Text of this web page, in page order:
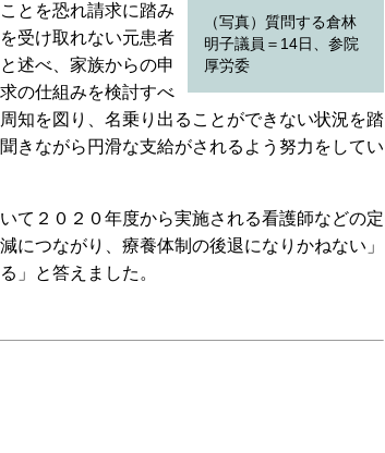
（写真）質問する倉林
明子議員＝14日、参院
厚労委
とを恐れ請求に踏み
受け取れない元患者
述べ、家族からの申
の仕組みを検討すべ
知を図り、名乗り出ることができない状況を踏
きながら円滑な支給がされるよう努力をしてい
て２０２０年度から実施される看護師などの定
につながり、療養体制の後退になりかねない」
」と答えました。